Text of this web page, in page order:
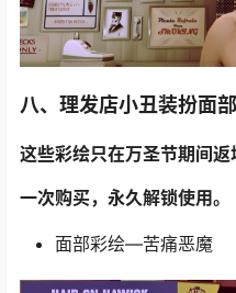
八、理发店小丑装扮面
这些彩绘只在万圣节期间返
一次购买，永久解锁使用。
面部彩绘—苦痛恶魔